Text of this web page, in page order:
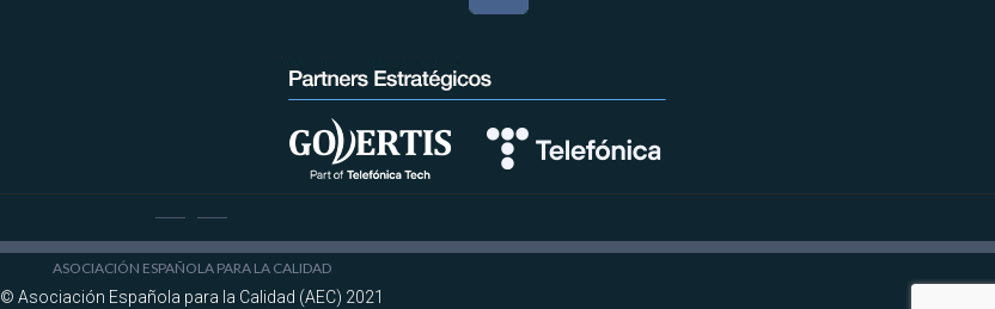
ASOCIACIÓN ESPAÑOLA PARA LA CALIDAD
© Asociación Española para la Calidad (AEC) 2021